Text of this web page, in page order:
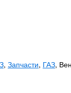
, Запчасти, ГАЗ,